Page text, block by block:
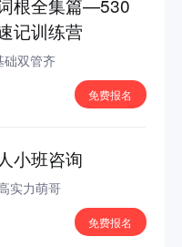
根全集篇—530
记训练营
础双管齐
免费报名
小班咨询
实力萌哥
免费报名